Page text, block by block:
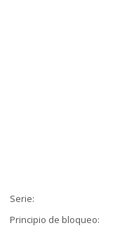
Serie:
Principio de bloqueo: